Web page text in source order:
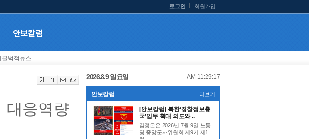
로그인 회원가입
끌벅적뉴스
대응역량
2026.8.9 일요일 AM 11:29:17
안보칼럼 더보기
[안보칼럼] 북한‘정찰정보총
국’임무 확대 의도와 ..
김정은은 2026년 7월 9일 노동
당 중앙군사위원회 제9기 제1